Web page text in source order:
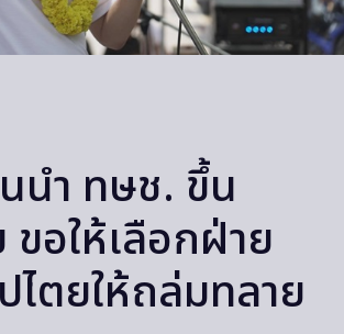
นำ ทษช. ขึ้น
ขอให้เลือกฝ่าย
ไตยให้ถล่มทลาย